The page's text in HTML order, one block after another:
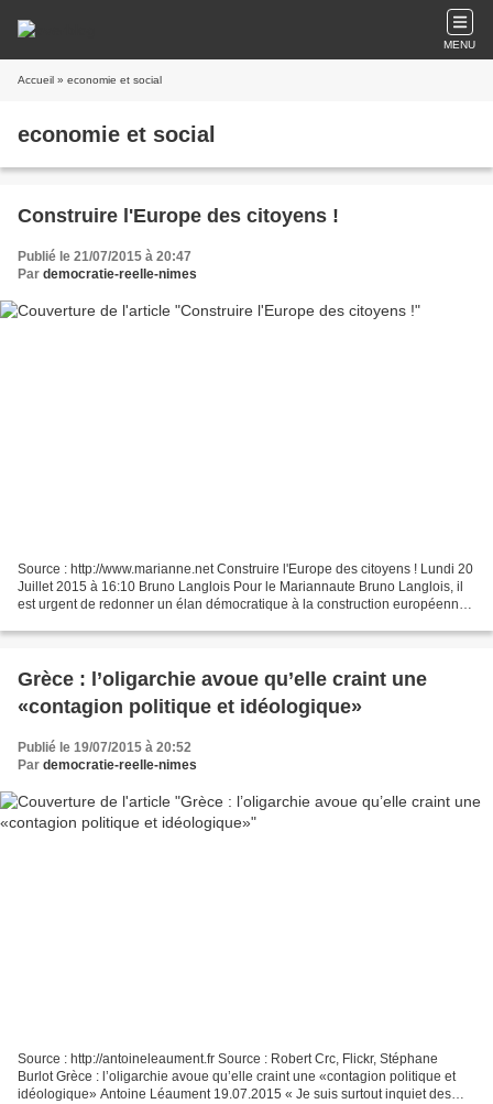
MENU
Accueil » economie et social
economie et social
Construire l'Europe des citoyens !
Publié le 21/07/2015 à 20:47
Par democratie-reelle-nimes
Source : http://www.marianne.net Construire l'Europe des citoyens ! Lundi 20
Juillet 2015 à 16:10 Bruno Langlois Pour le Mariannaute Bruno Langlois, il
est urgent de redonner un élan démocratique à la construction européenne.
Grèce : l’oligarchie avoue qu’elle craint une
«contagion politique et idéologique»
Publié le 19/07/2015 à 20:52
Par democratie-reelle-nimes
Source : http://antoineleaument.fr Source : Robert Crc, Flickr, Stéphane
Burlot Grèce : l’oligarchie avoue qu’elle craint une «contagion politique et
idéologique» Antoine Léaument 19.07.2015 « Je suis surtout inquiet des